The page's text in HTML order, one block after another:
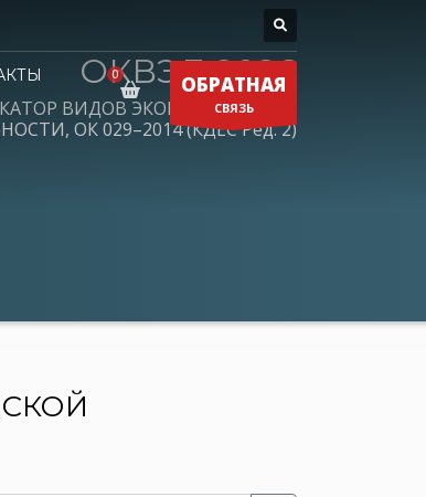
ОБРАТНАЯ
СВЯЗЬ
ОКВЭД 2026
ВИДОВ ЭКОНОМИЧЕСКОЙ
ОК 029–2014 (КДЕС Ред. 2)